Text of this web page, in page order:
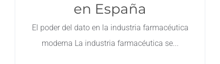
en España
El poder del dato en la industria farmacéutica
moderna La industria farmacéutica se